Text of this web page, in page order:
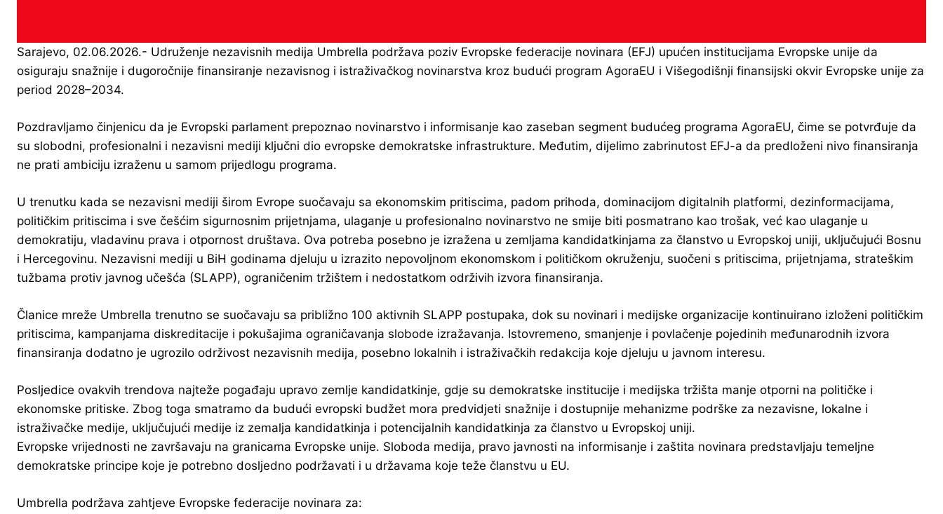
Sarajevo, 02.06.2026.- Udruženje nezavisnih medija Umbrella podržava poziv Evropske federacije novinara (EFJ) upućen institucijama Evropske unije da
osiguraju snažnije i dugoročnije finansiranje nezavisnog i istraživačkog novinarstva kroz budući program AgoraEU i Višegodišnji finansijski okvir Evropske unije za
period 2028–2034.
Pozdravljamo činjenicu da je Evropski parlament prepoznao novinarstvo i informisanje kao zaseban segment budućeg programa AgoraEU, čime se potvrđuje da
su slobodni, profesionalni i nezavisni mediji ključni dio evropske demokratske infrastrukture. Međutim, dijelimo zabrinutost EFJ-a da predloženi nivo finansiranja
ne prati ambiciju izraženu u samom prijedlogu programa.
U trenutku kada se nezavisni mediji širom Evrope suočavaju sa ekonomskim pritiscima, padom prihoda, dominacijom digitalnih platformi, dezinformacijama,
političkim pritiscima i sve češćim sigurnosnim prijetnjama, ulaganje u profesionalno novinarstvo ne smije biti posmatrano kao trošak, već kao ulaganje u
demokratiju, vladavinu prava i otpornost društava. Ova potreba posebno je izražena u zemljama kandidatkinjama za članstvo u Evropskoj uniji, uključujući Bosnu
i Hercegovinu. Nezavisni mediji u BiH godinama djeluju u izrazito nepovoljnom ekonomskom i političkom okruženju, suočeni s pritiscima, prijetnjama, strateškim
tužbama protiv javnog učešća (SLAPP), ograničenim tržištem i nedostatkom održivih izvora finansiranja.
Članice mreže Umbrella trenutno se suočavaju sa približno 100 aktivnih SLAPP postupaka, dok su novinari i medijske organizacije kontinuirano izloženi političkim
pritiscima, kampanjama diskreditacije i pokušajima ograničavanja slobode izražavanja. Istovremeno, smanjenje i povlačenje pojedinih međunarodnih izvora
finansiranja dodatno je ugrozilo održivost nezavisnih medija, posebno lokalnih i istraživačkih redakcija koje djeluju u javnom interesu.
Posljedice ovakvih trendova najteže pogađaju upravo zemlje kandidatkinje, gdje su demokratske institucije i medijska tržišta manje otporni na političke i
ekonomske pritiske. Zbog toga smatramo da budući evropski budžet mora predvidjeti snažnije i dostupnije mehanizme podrške za nezavisne, lokalne i
istraživačke medije, uključujući medije iz zemalja kandidatkinja i potencijalnih kandidatkinja za članstvo u Evropskoj uniji.
Evropske vrijednosti ne završavaju na granicama Evropske unije. Sloboda medija, pravo javnosti na informisanje i zaštita novinara predstavljaju temeljne
demokratske principe koje je potrebno dosljedno podržavati i u državama koje teže članstvu u EU.
Umbrella podržava zahtjeve Evropske federacije novinara za: